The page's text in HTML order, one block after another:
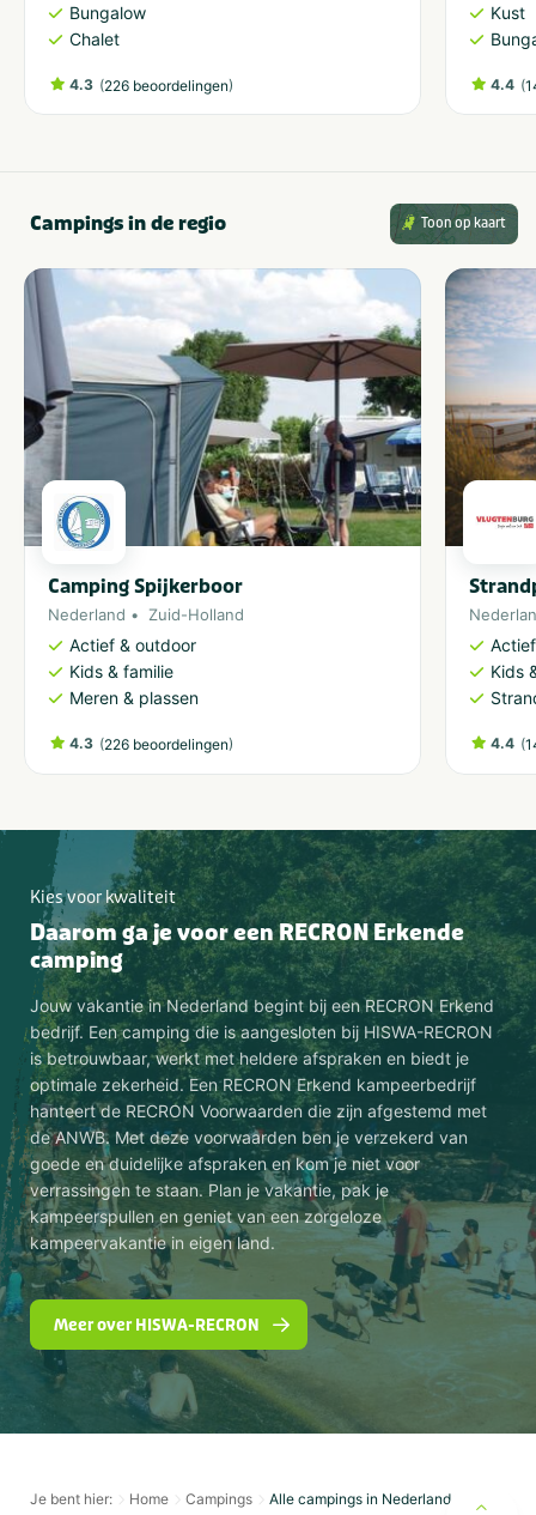
Bungalow
Chalet
4.3 (226 beoordelingen)
Kust
4.4 (
Campings in de regio Toon op kaart
Camping Spijkerboor
Nederland Zuid-Holland
Actief & outdoor
Kids & familie
Meren & plassen
4.3 (226 beoordelingen)
Kids
4.4 (
Kies voor kwaliteit
Daarom ga je voor een RECRON Erkende
camping
Jouw vakantie in Nederland begint bij een RECRON Erkend
bedrijf. Een camping die is aangesloten bij HISWA-RECRON
is betrouwbaar, werkt met heldere afspraken en biedt je
optimale zekerheid. Een RECRON Erkend kampeerbedrijf
hanteert de RECRON Voorwaarden die zijn afgestemd met
de ANWB. Met deze voorwaarden ben je verzekerd van
goede en duidelijke afspraken en kom je niet voor
verrassingen te staan. Plan je vakantie, pak je
kampeerspullen en geniet van een zorgeloze
kampeervakantie in eigen land.
Meer over HISWA-RECRON
Je bent hier: Home Campings Alle campings in Nederland